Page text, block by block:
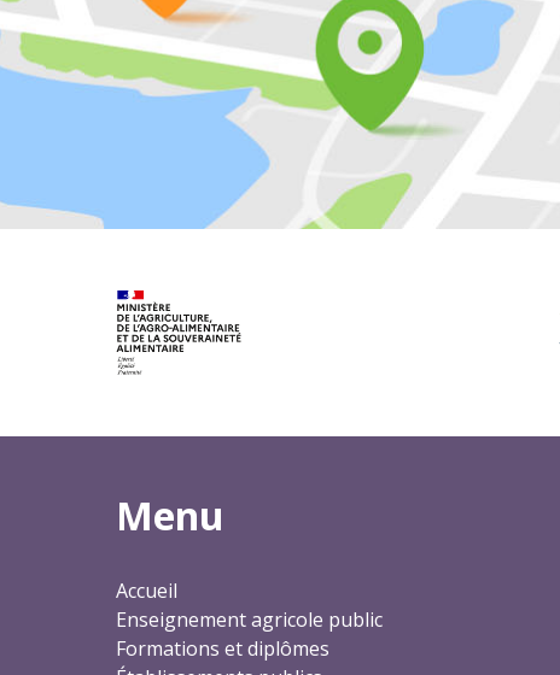
Menu
Accueil
Enseignement agricole public
Formations et diplômes